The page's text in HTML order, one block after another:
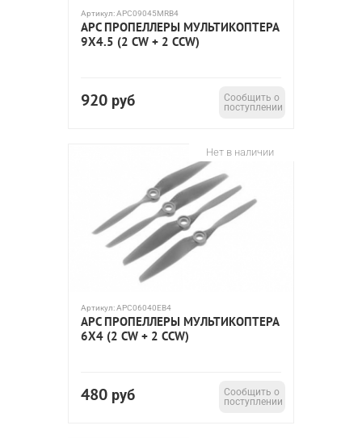
Артикул:APC09045MRB4
APC ПРОПЕЛЛЕРЫ МУЛЬТИКОПТЕРА
9X4.5 (2 CW + 2 CCW)
920 руб
Сообщить о
поступлении
Нет в наличии
Артикул:APC06040EB4
APC ПРОПЕЛЛЕРЫ МУЛЬТИКОПТЕРА
6X4 (2 CW + 2 CCW)
480 руб
Сообщить о
поступлении